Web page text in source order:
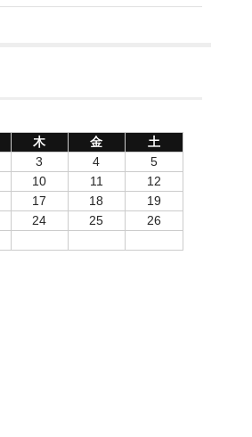
木 金
土
3 4
5
10 11
12
17 18
19
24 25
26